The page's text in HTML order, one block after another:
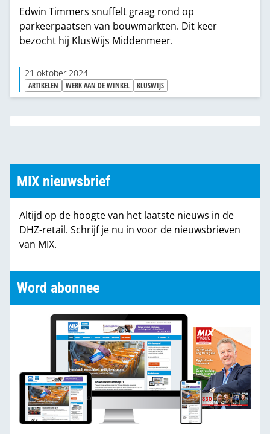
Edwin Timmers snuffelt graag rond op
parkeerpaatsen van bouwmarkten. Dit keer
bezocht hij KlusWijs Middenmeer.
21 oktober 2024
ARTIKELEN WERK AAN DE WINKEL KLUSWIJS
MIX nieuwsbrief
Altijd op de hoogte van het laatste nieuws in de
DHZ-retail. Schrijf je nu in voor de nieuwsbrieven
van MIX.
Word abonnee